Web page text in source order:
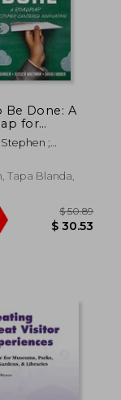
Be Done: A
for
Centered
(en;
Tapa Blanda,